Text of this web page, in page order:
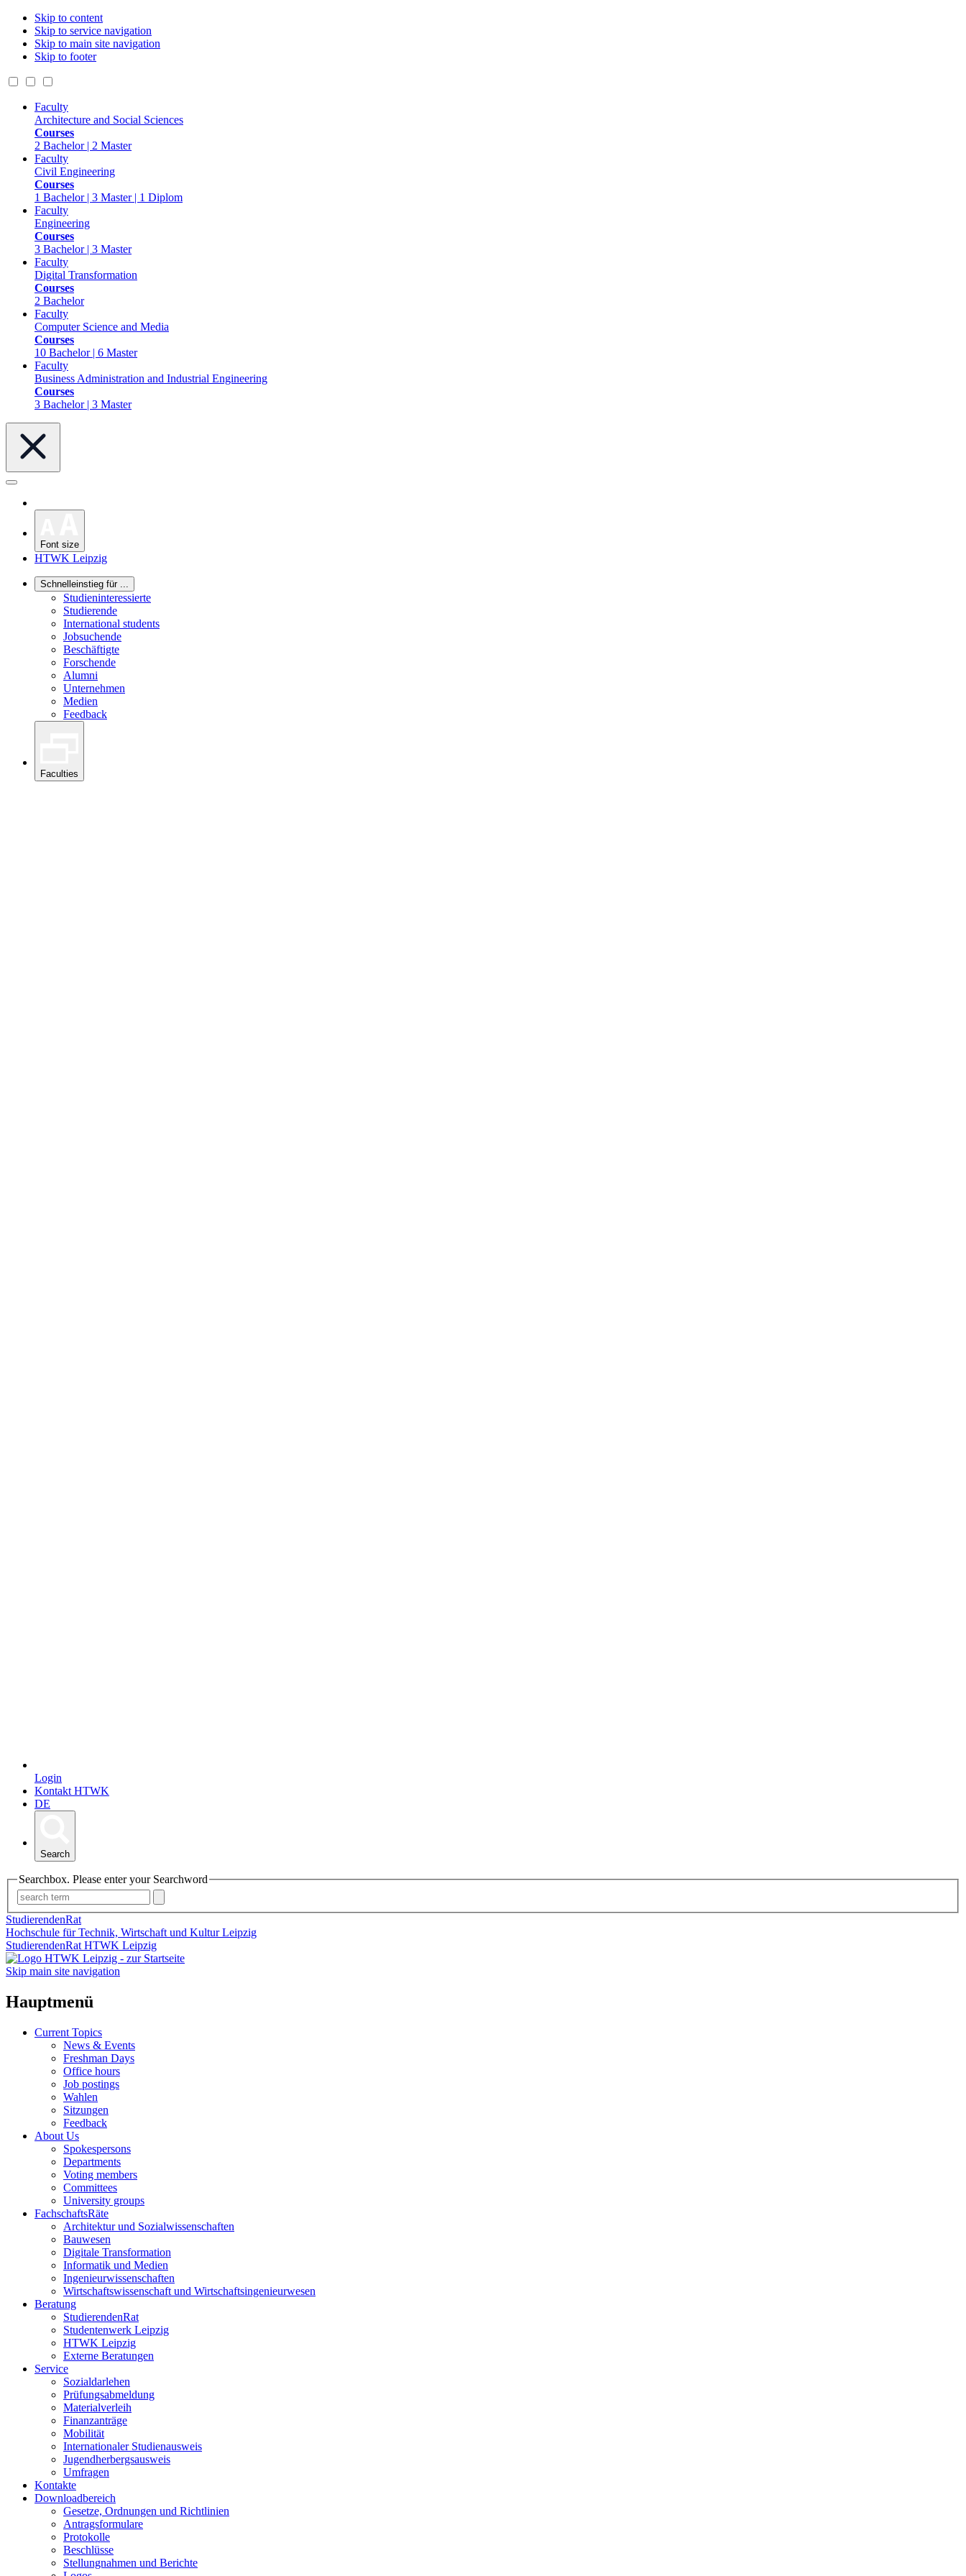
Skip to content
Skip to service navigation
Skip to main site navigation
Skip to footer
Faculty
Architecture and Social Sciences
Courses
2 Bachelor | 2 Master
Faculty
Civil Engineering
Courses
1 Bachelor | 3 Master | 1 Diplom
Faculty
Engineering
Courses
3 Bachelor | 3 Master
Faculty
Digital Transformation
Courses
2 Bachelor
Faculty
Computer Science and Media
Courses
10 Bachelor | 6 Master
Faculty
Business Administration and Industrial Engineering
Courses
3 Bachelor | 3 Master
Font size
HTWK Leipzig
Schnelleinstieg für ...
Studieninteressierte
Studierende
International students
Jobsuchende
Beschäftigte
Forschende
Alumni
Unternehmen
Medien
Feedback
Faculties
Login
Kontakt HTWK
DE
Search
Searchbox. Please enter your Searchword
StudierendenRat
Hochschule für Technik, Wirtschaft und Kultur Leipzig
StudierendenRat HTWK Leipzig
Skip main site navigation
Hauptmenü
Current Topics
News & Events
Freshman Days
Office hours
Job postings
Wahlen
Sitzungen
Feedback
About Us
Spokespersons
Departments
Voting members
Committees
University groups
FachschaftsRäte
Architektur und Sozialwissenschaften
Bauwesen
Digitale Transformation
Informatik und Medien
Ingenieurwissenschaften
Wirtschaftswissenschaft und Wirtschaftsingenieurwesen
Beratung
StudierendenRat
Studentenwerk Leipzig
HTWK Leipzig
Externe Beratungen
Service
Sozialdarlehen
Prüfungsabmeldung
Materialverleih
Finanzanträge
Mobilität
Internationaler Studienausweis
Jugendherbergsausweis
Umfragen
Kontakte
Downloadbereich
Gesetze, Ordnungen und Richtlinien
Antragsformulare
Protokolle
Beschlüsse
Stellungnahmen und Berichte